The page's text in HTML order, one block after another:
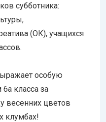
субботника:
(ОК), учащихся
особую
класса за
весенних цветов
клумбах!